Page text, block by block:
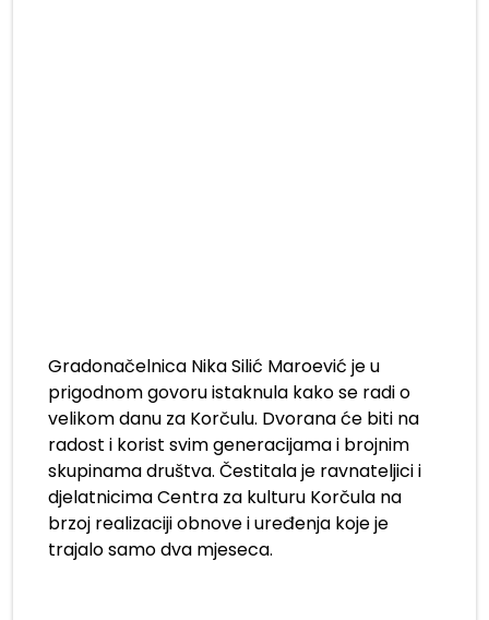
Gradonačelnica Nika Silić Maroević je u
prigodnom govoru istaknula kako se radi o
velikom danu za Korčulu. Dvorana će biti na
radost i korist svim generacijama i brojnim
skupinama društva. Čestitala je ravnateljici i
djelatnicima Centra za kulturu Korčula na
brzoj realizaciji obnove i uređenja koje je
trajalo samo dva mjeseca.